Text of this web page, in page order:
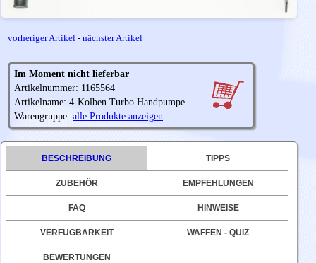
vorheriger Artikel - nächster Artikel
Im Moment nicht lieferbar
Artikelnummer: 1165564
Artikelname: 4-Kolben Turbo Handpumpe
Warengruppe: alle Produkte anzeigen
BESCHREIBUNG TIPPS
ZUBEHÖR EMPFEHLUNGEN
FAQ HINWEISE
VERFÜGBARKEIT WAFFEN - QUIZ
BEWERTUNGEN